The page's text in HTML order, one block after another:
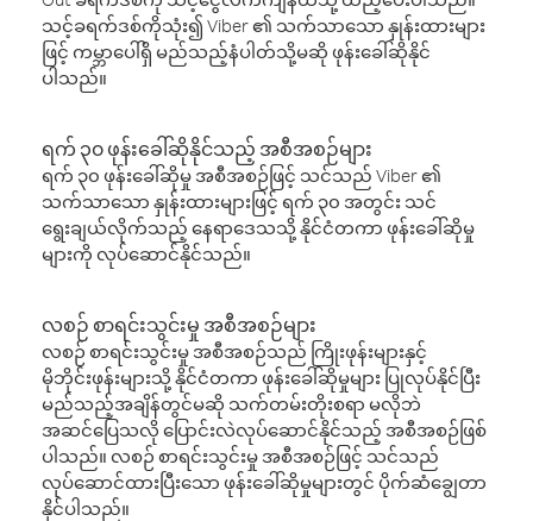
သင့်ခရက်ဒစ်ကိုသုံး၍ Viber ၏ သက်သာသော နှုန်းထားများ
ဖြင့် ကမ္ဘာပေါ်ရှိ မည်သည့်နံပါတ်သို့မဆို ဖုန်းခေါ်ဆိုနိုင်
ပါသည်။
ရက် ၃၀ ဖုန်းခေါ်ဆိုနိုင်သည့် အစီအစဉ်များ
ရက် ၃၀ ဖုန်းခေါ်ဆိုမှု အစီအစဉ်ဖြင့် သင်သည် Viber ၏
သက်သာသော နှုန်းထားများဖြင့် ရက် ၃၀ အတွင်း သင်
ရွေးချယ်လိုက်သည့် နေရာဒေသသို့ နိုင်ငံတကာ ဖုန်းခေါ်ဆိုမှု
များကို လုပ်ဆောင်နိုင်သည်။
လစဉ် စာရင်းသွင်းမှု အစီအစဉ်များ
လစဉ် စာရင်းသွင်းမှု အစီအစဉ်သည် ကြိုးဖုန်းများနှင့်
မိုဘိုင်းဖုန်းများသို့ နိုင်ငံတကာ ဖုန်းခေါ်ဆိုမှုများ ပြုလုပ်နိုင်ပြီး
မည်သည့်အချိန်တွင်မဆို သက်တမ်းတိုးစရာ မလိုဘဲ
အဆင်ပြေသလို ပြောင်းလဲလုပ်ဆောင်နိုင်သည့် အစီအစဉ်ဖြစ်
ပါသည်။ လစဉ် စာရင်းသွင်းမှု အစီအစဉ်ဖြင့် သင်သည်
လုပ်ဆောင်ထားပြီးသော ဖုန်းခေါ်ဆိုမှုများတွင် ပိုက်ဆံချွေတာ
နိုင်ပါသည်။